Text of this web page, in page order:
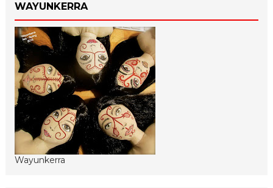
WAYUNKERRA
Wayunkerra